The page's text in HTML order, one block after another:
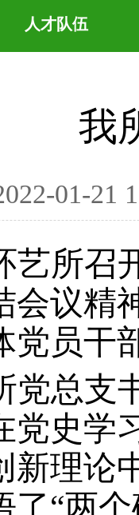
人才队伍
我
01-21
艺所召
会议精
党员干
党总支
党史学
新理论
了“两